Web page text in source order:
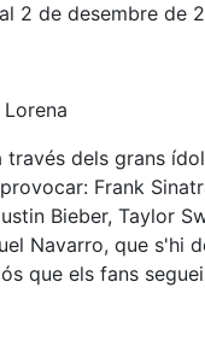
2 de desembre de
dels grans
Frank
Bieber, Taylor
Navarro, que s'hi
que els fans